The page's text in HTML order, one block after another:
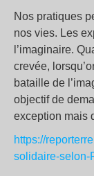
Nos pratiques
nos vies. Les
l’imaginaire.
crevée,
bataille de
objectif de
exception mais
https://
solidaire-selon-